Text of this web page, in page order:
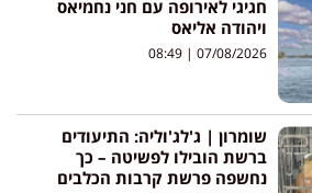
חגיגי לאירופה עם חני נחמיאס
ויהודה אליאס
07/08/2026
שומרון | ג'לג'וליה: התיעודים
ברשת הובילו לפשיטה – כך
נחשפה פרשת קרבות הכלבים